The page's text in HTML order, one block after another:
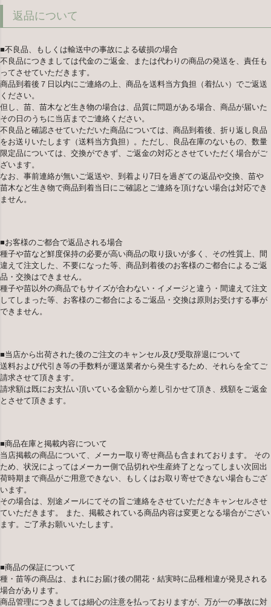
返品について
■不良品、もしくは輸送中の事故による破損の場合
不良品につきましては代金のご返金、または代わりの商品の発送を、責任も
ってさせていただきます。
商品到着後７日以内にご連絡の上、商品を送料当方負担（着払い）でご返送
ください。
但し、苗、苗木など生き物の場合は、品質に問題がある場合、商品が届いた
その日のうちに当店までご連絡ください。
不良品と確認させていただいた商品については、商品到着後、折り返し良品
をお送りいたします（送料当方負担）。ただし、良品在庫のないもの、数量
限定品については、交換ができず、ご返金の対応とさせていただく場合がご
ざいます。
なお、事前連絡が無いご返送や、到着より7日を過ぎての返品や交換、苗や
苗木など生き物で商品到着当日にご確認とご連絡を頂けない場合は対応でき
ません。
■お客様のご都合で返品される場合
種子や苗など鮮度保持の必要が高い商品の取り扱いが多く、その性質上、間
違えて注文した、不要になった等、商品到着後のお客様のご都合によるご返
品・交換はできません。
種子や苗以外の商品でもサイズが合わない・イメージと違う・間違えて注文
してしまった等、お客様のご都合によるご返品・交換は原則お受けする事が
できません。
■当店から出荷された後のご注文のキャンセル及び受取辞退について
送料および代引き等の手数料が運送業者から発生するため、それらを全てご
請求させて頂きます。
請求額は既にお支払い頂いている金額から差し引かせて頂き、残額をご返金
とさせて頂きます。
■商品在庫と掲載内容について
当店掲載の商品について、メーカー取り寄せ商品も含まれております。 その
ため、状況によってはメーカー側で品切れや生産終了となってしまい次回出
荷時期まで商品がご用意できない、もしくはお取り寄せできない場合もござ
います。
その場合は、別途メールにてその旨ご連絡をさせていただきキャンセルさせ
ていただきます。 また、掲載されている商品内容は変更となる場合がござい
ます。ご了承お願いいたします。
■商品の保証について
種・苗等の商品は、まれにお届け後の開花・結実時に品種相違が発見される
場合があります。
商品管理につきましては細心の注意を払っておりますが、万が一の事故に対